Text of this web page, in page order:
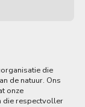
die
de natuur. Ons
onze
die respectvoller